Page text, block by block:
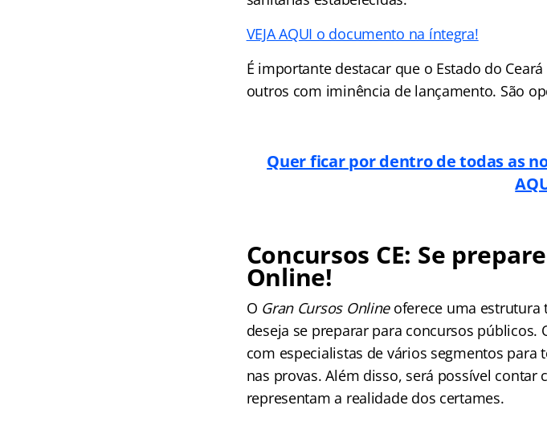
VEJA AQUI o documento na íntegra!
É importante destacar que o Estado do
outros com iminência de lançamento. São
Quer ficar por dentro de todas as
Concursos CE: Se
Online!
O Gran Cursos Onlineoferece uma estrutura
deseja se preparar para concursos públicos.
com especialistas de vários segmentos
nas provas. Além disso, será possível
representam a realidade dos certames.